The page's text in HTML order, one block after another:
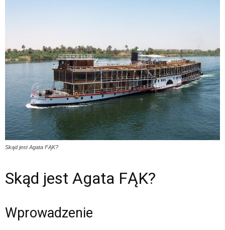
Skąd jest Agata FĄK?
Skąd jest Agata FĄK?
Wprowadzenie